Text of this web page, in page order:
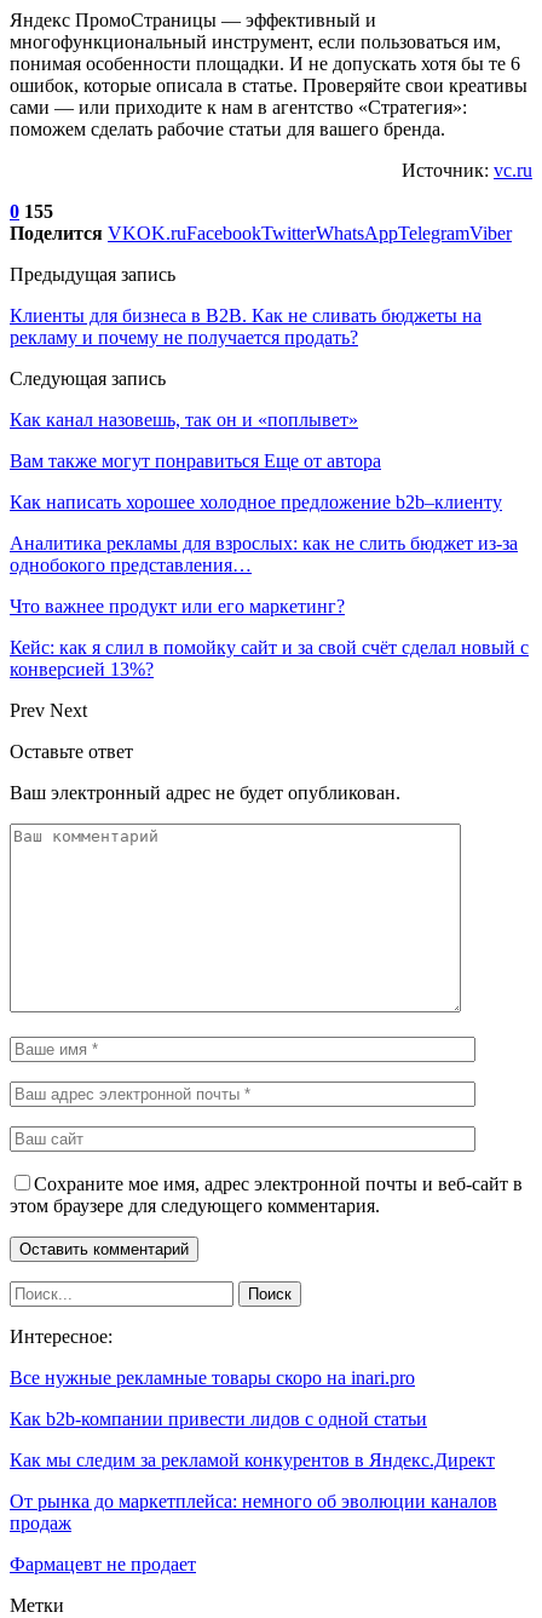
Яндекс ПромоСтраницы — эффективный и
многофункциональный инструмент, если пользоваться им,
понимая особенности площадки. И не допускать хотя бы те 6
ошибок, которые описала в статье. Проверяйте свои креативы
сами — или приходите к нам в агентство «Стратегия»:
поможем сделать рабочие статьи для вашего бренда.
Источник: vc.ru
0 155
Поделится VKOK.ruFacebookTwitterWhatsAppTelegramViber
Предыдущая запись
Клиенты для бизнеса в B2B. Как не сливать бюджеты на
рекламу и почему не получается продать?
Следующая запись
Как канал назовешь, так он и «поплывет»
Вам также могут понравиться Еще от автора
Как написать хорошее холодное предложение b2b–клиенту
Аналитика рекламы для взрослых: как не слить бюджет из-за
однобокого представления…
Что важнее продукт или его маркетинг?
Кейс: как я слил в помойку сайт и за свой счёт сделал новый с
конверсией 13%?
Prev Next
Оставьте ответ
Ваш электронный адрес не будет опубликован.
Сохраните мое имя, адрес электронной почты и веб-сайт в
этом браузере для следующего комментария.
Интересное:
Все нужные рекламные товары скоро на inari.pro
Как b2b-компании привести лидов с одной статьи
Как мы следим за рекламой конкурентов в Яндекс.Директ
От рынка до маркетплейса: немного об эволюции каналов
продаж
Фармацевт не продает
Метки